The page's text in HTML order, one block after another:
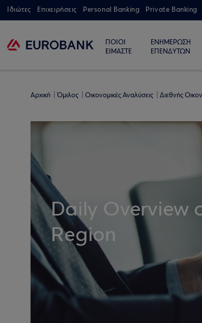
Ιδιώτες Επιχειρήσεις Personal Banking Private Banking
ΠΟΙΟΙ
ΕΙΜΑΣΤΕ
ΕΝΗΜΕΡΩΣΗ
ΕΠΕΝΔΥΤΩΝ
Αρχική Όμιλος Οικονομικές Αναλύσεις Διεθνής
Daily Overview
Region